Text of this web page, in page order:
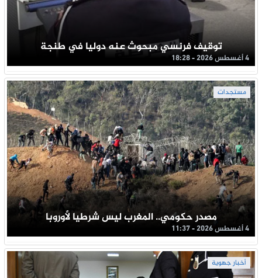
توقيف فرنسي مبحوث عنه دوليا في طنجة
4 أغسطس 2026 - 18:28
مستجدات
مصدر حكومي.. المغرب ليس شرطيا لأوروبا
4 أغسطس 2026 - 11:37
أخبار جهوية